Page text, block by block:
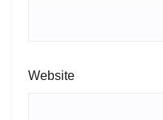
Website